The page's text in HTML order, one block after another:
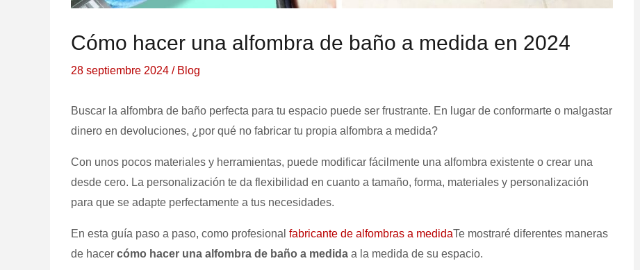
Cómo hacer una alfombra de baño a medida en 2024
28 septiembre 2024 / Blog
Buscar la alfombra de baño perfecta para tu espacio puede ser frustrante. En lugar de conformarte o malgastar
dinero en devoluciones, ¿por qué no fabricar tu propia alfombra a medida?
Con unos pocos materiales y herramientas, puede modificar fácilmente una alfombra existente o crear una
desde cero. La personalización te da flexibilidad en cuanto a tamaño, forma, materiales y personalización
para que se adapte perfectamente a tus necesidades.
En esta guía paso a paso, como profesional fabricante de alfombras a medidaTe mostraré diferentes maneras
de hacer cómo hacer una alfombra de baño a medida a la medida de su espacio.